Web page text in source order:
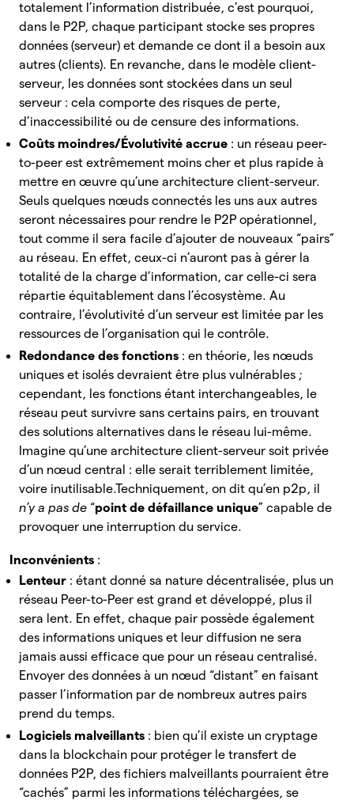
totalement l’information distribuée, c’est pourquoi,
dans le P2P, chaque participant stocke ses propres
données (serveur) et demande ce dont il a besoin aux
autres (clients). En revanche, dans le modèle client-
serveur, les données sont stockées dans un seul
serveur : cela comporte des risques de perte,
d’inaccessibilité ou de censure des informations.
Coûts moindres/Évolutivité accrue : un réseau peer-
to-peer est extrêmement moins cher et plus rapide à
mettre en œuvre qu’une architecture client-serveur.
Seuls quelques nœuds connectés les uns aux autres
seront nécessaires pour rendre le P2P opérationnel,
tout comme il sera facile d’ajouter de nouveaux “pairs”
au réseau. En effet, ceux-ci n’auront pas à gérer la
totalité de la charge d’information, car celle-ci sera
répartie équitablement dans l’écosystème. Au
contraire, l’évolutivité d’un serveur est limitée par les
ressources de l’organisation qui le contrôle.
Redondance des fonctions : en théorie, les nœuds
uniques et isolés devraient être plus vulnérables ;
cependant, les fonctions étant interchangeables, le
réseau peut survivre sans certains pairs, en trouvant
des solutions alternatives dans le réseau lui-même.
Imagine qu’une architecture client-serveur soit privée
d’un nœud central : elle serait terriblement limitée,
voire inutilisable.Techniquement, on dit qu’en p2p, il
n’y a pas de “point de défaillance unique” capable de
provoquer une interruption du service.
Inconvénients :
Lenteur : étant donné sa nature décentralisée, plus un
réseau Peer-to-Peer est grand et développé, plus il
sera lent. En effet, chaque pair possède également
des informations uniques et leur diffusion ne sera
jamais aussi efficace que pour un réseau centralisé.
Envoyer des données à un nœud “distant” en faisant
passer l’information par de nombreux autres pairs
prend du temps.
Logiciels malveillants : bien qu’il existe un cryptage
dans la blockchain pour protéger le transfert de
données P2P, des fichiers malveillants pourraient être
“cachés” parmi les informations téléchargées, se